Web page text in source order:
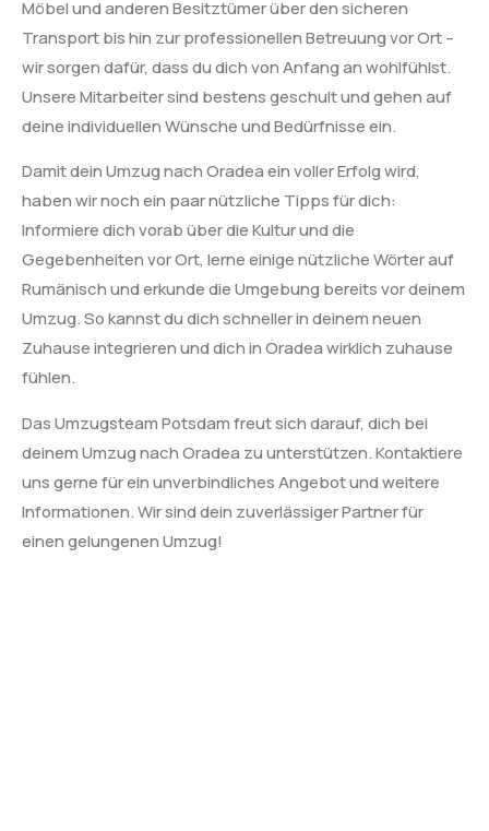
Möbel und anderen Besitztümer über den sicheren
Transport bis hin zur professionellen Betreuung vor Ort –
wir sorgen dafür, dass du dich von Anfang an wohlfühlst.
Unsere Mitarbeiter sind bestens geschult und gehen auf
deine individuellen Wünsche und Bedürfnisse ein.
Damit dein Umzug nach Oradea ein voller Erfolg wird,
haben wir noch ein paar nützliche Tipps für dich:
Informiere dich vorab über die Kultur und die
Gegebenheiten vor Ort, lerne einige nützliche Wörter auf
Rumänisch und erkunde die Umgebung bereits vor deinem
Umzug. So kannst du dich schneller in deinem neuen
Zuhause integrieren und dich in Oradea wirklich zuhause
fühlen.
Das Umzugsteam Potsdam freut sich darauf, dich bei
deinem Umzug nach Oradea zu unterstützen. Kontaktiere
uns gerne für ein unverbindliches Angebot und weitere
Informationen. Wir sind dein zuverlässiger Partner für
einen gelungenen Umzug!